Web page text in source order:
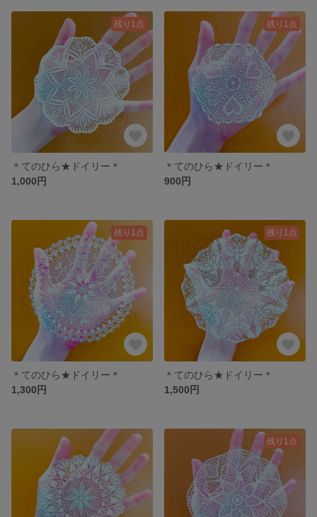
残り1点
＊てのひら★ドイリー＊
1,000円
残り1点
＊てのひら★ドイリー＊
900円
残り1点
＊てのひら★ドイリー＊
1,300円
残り1点
＊てのひら★ドイリー＊
1,500円
残り1点